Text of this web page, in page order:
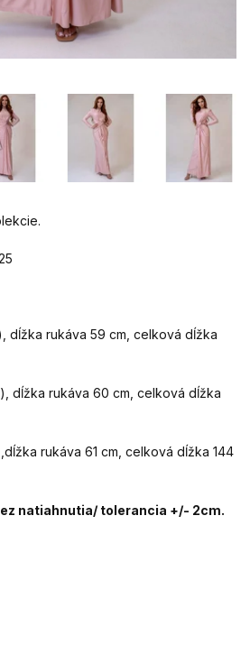
dĺžka rukáva 59 cm, celková dĺžka
dĺžka rukáva 60 cm, celková dĺžka
rukáva 61 cm, celková dĺžka 144
natiahnutia/ tolerancia +/- 2cm.